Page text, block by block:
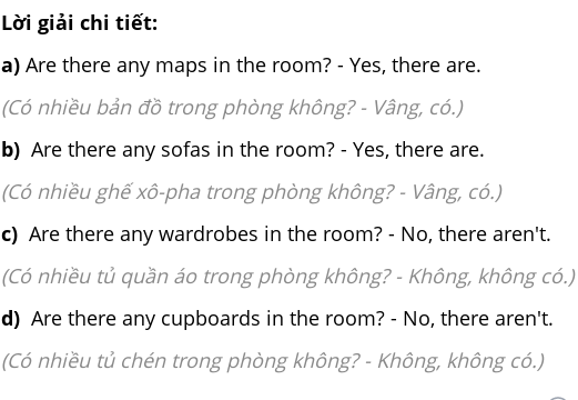
Lời giải chi tiết:
a) Are there any maps in the room? - Yes, there are.
(Có nhiều bản đồ trong phòng không? - Vâng, có.)
b) Are there any sofas in the room? - Yes, there are.
(Có nhiều ghế xô-pha trong phòng không? - Vâng, có.)
c) Are there any wardrobes in the room? - No, there aren't.
(Có nhiều tủ quần áo trong phòng không? - Không, không có.)
d) Are there any cupboards in the room? - No, there aren't.
(Có nhiều tủ chén trong phòng không? - Không, không có.)